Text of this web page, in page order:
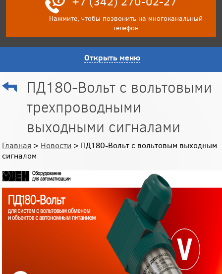
Нажмите, чтобы позвонить на многоканальный
телефон
Открыть меню
ПД180-Вольт с вольтовыми
трехпроводными
выходными сигналами
Главная > Новости > ПД180-Вольт с вольтовым выходным
сигналом